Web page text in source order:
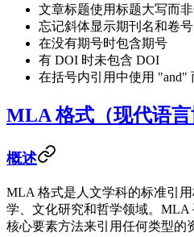
文章标题使用标题大写而
忘记斜体显示期刊名和卷号
在没有期号时包含期号
有 DOI 时未包含 DOI
在括号内引用中使用 "and"
MLA 格式（现代语言
概述
MLA 格式是人文学科的标准引
学、文化研究和哲学领域。MLA
核心要素方法来引用任何类型的